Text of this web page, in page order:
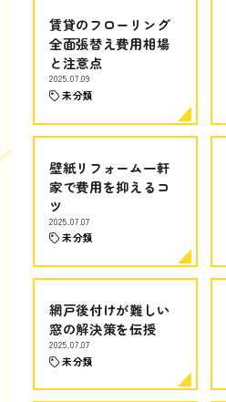
賃貸のフローリング
全面張替え費用相場
と注意点
2025.07.09
未分類
壁紙リフォーム一軒
家で費用を抑えるコ
ツ
2025.07.07
未分類
網戸後付けが難しい
窓の解決策を伝授
2025.07.07
未分類